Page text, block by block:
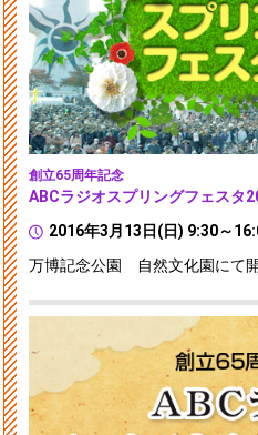
創立65周年記念
ABCラジオスプリングフェスタ
2016年3月13日(日) 9:30～
万博記念公園 自然文化園にて開